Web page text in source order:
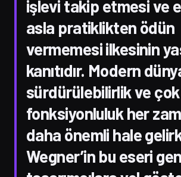
işlevi takip etmesi ve
asla pratiklikten ödün
vermemesi ilkesinin
kanıtıdır. Modern
sürdürülebilirlik ve çok
fonksiyonluluk her
daha önemli hale
Wegner’in bu eseri